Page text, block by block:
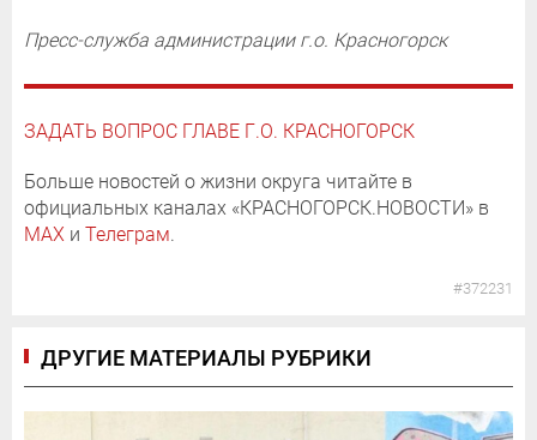
Пресс-служба администрации г.о. Красногорск
ЗАДАТЬ ВОПРОС ГЛАВЕ Г.О. КРАСНОГОРСК
Больше новостей о жизни округа читайте в
официальных каналах «КРАСНОГОРСК.НОВОСТИ» в
MAX и Телеграм.
#372231
ДРУГИЕ МАТЕРИАЛЫ РУБРИКИ